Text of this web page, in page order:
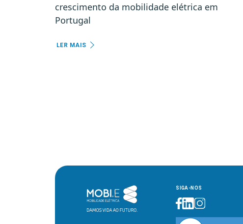
crescimento da mobilidade elétrica em
Portugal
LER MAIS
SIGA-NOS